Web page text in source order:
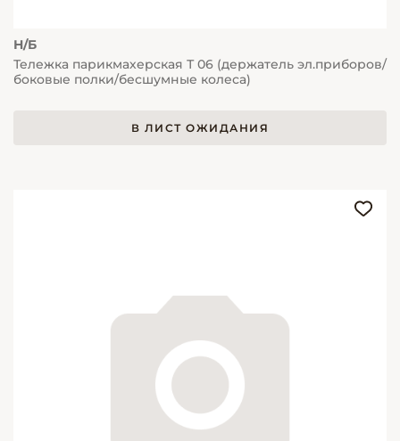
Н/Б
Тележка парикмахерская Т 06 (держатель эл.приборов/
боковые полки/бесшумные колеса)
В ЛИСТ ОЖИДАНИЯ